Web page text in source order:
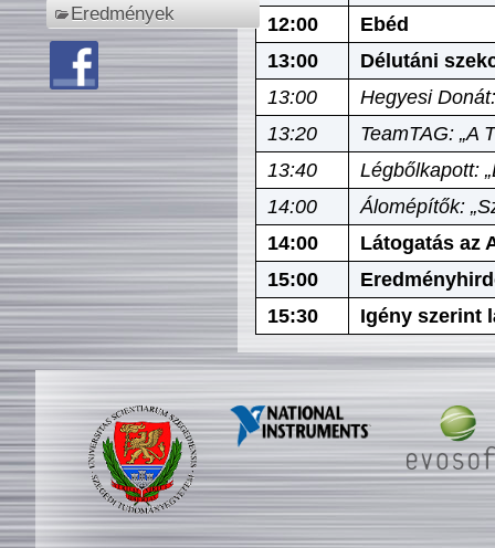
Eredmények
12:00
Ebéd
13:00
Délutáni
13:00
Hegyesi
13:20
TeamTAG: „A
13:40
Légbőlkapott:
14:00
Álomépítők:
14:00
Látogatás az
15:00
15:30
Igény szerint